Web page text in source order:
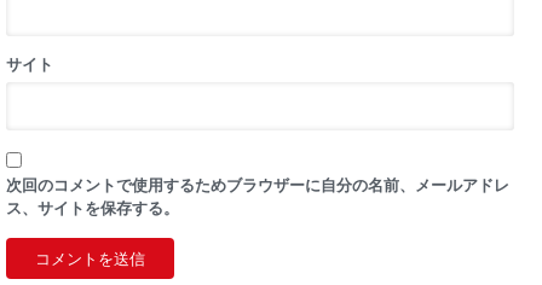
サイト
次回のコメントで使用するためブラウザーに自分の名前、メールアドレ
ス、サイトを保存する。